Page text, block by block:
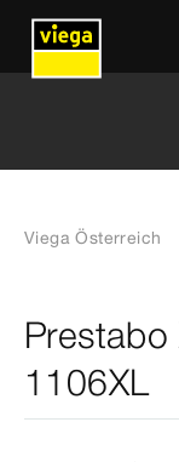
Viega Österreich
1106XL